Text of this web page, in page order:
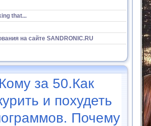
that...
на сайте SANDRONIC.RU
Кому за 50.Как
и похудеть
Почему